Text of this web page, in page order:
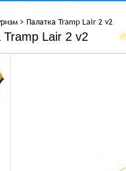
> Палатка Tramp Lair 2 v2
Tramp Lair 2 v2